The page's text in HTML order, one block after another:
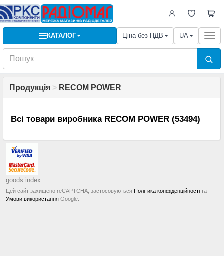
КАТАЛОГ Ціна без ПДВ UA
Продукція > RECOM POWER
Всі товари виробника RECOM POWER (53494)
goods index
Цей сайт захищено reCAPTCHA, застосовуються Політика конфіденційності та
Умови використання Google.